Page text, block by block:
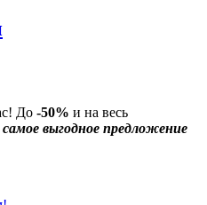
До -50% и на весь
выгодное предложение